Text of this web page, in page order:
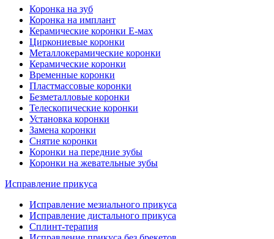
Коронка на зуб
Коронка на имплант
Керамические коронки Е-мах
Циркониевые коронки
Металлокерамические коронки
Керамические коронки
Временные коронки
Пластмассовые коронки
Безметалловые коронки
Телескопические коронки
Установка коронки
Замена коронки
Снятие коронки
Коронки на передние зубы
Коронки на жевательные зубы
Исправление прикуса
Исправление мезиального прикуса
Исправление дистального прикуса
Сплинт-терапия